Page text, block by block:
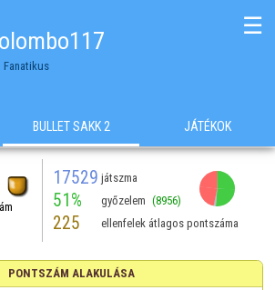
Fanatikus
☰
BULLET SAKK 2 JÁTÉKOK
17529 játszma
51% győzelem (8956)
225 ellenfelek átlagos pontszáma
PONTSZÁM ALAKULÁSA